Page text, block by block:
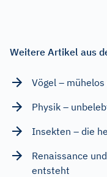
Weitere Artikel aus
Vögel –
Physik –
Insekten – die
Renaissance
entsteht